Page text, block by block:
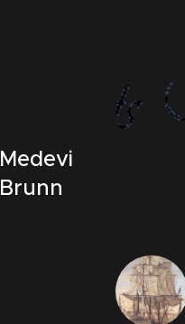
Medevi
Brunn